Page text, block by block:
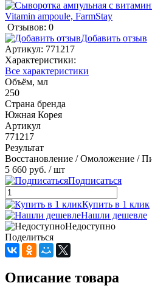
Отзывов: 0
Добавить отзыв
Артикул: 771217
Характеристики:
Все характеристики
Объём, мл
250
Страна бренда
Южная Корея
Артикул
771217
Результат
Восстановление / Омоложение /
5 660 руб. / шт
Подписаться
Купить в 1 клик
Нашли дешевле
Недоступно
Поделиться
Описание товара